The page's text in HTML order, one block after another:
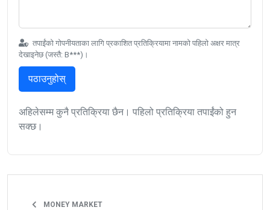
तपाईंको गोपनीयताका लागि प्रकाशित प्रतिक्रियामा नामको पहिलो अक्षर मात्र
देखाइनेछ (जस्तै: B***)।
पठाउनुहोस्
अहिलेसम्म कुनै प्रतिक्रिया छैन। पहिलो प्रतिक्रिया तपाईंको हुन
सक्छ।
MONEY MARKET